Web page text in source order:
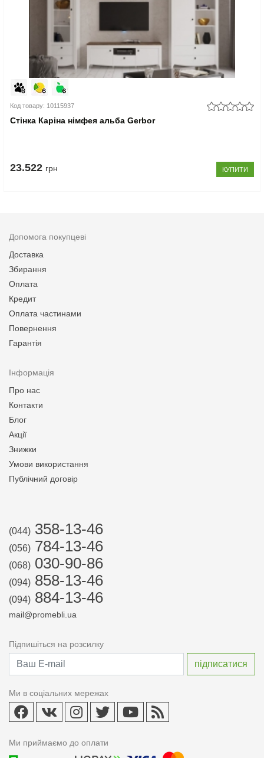
Код товару: 10115937
Стінка Каріна німфея альба Gerbor
23.522 грн КУПИТИ
Допомога покупцеві
Доставка
Збирання
Оплата
Кредит
Оплата частинами
Повернення
Гарантія
Інформація
Про нас
Контакти
Блог
Акції
Знижки
Умови використання
Публічний договір
(044) 358-13-46
(056) 784-13-46
(068) 030-90-86
(094) 858-13-46
(094) 884-13-46
mail@promebli.ua
Підпишіться на розсилку
Ми в соціальних мережах
Ми приймаємо до оплати